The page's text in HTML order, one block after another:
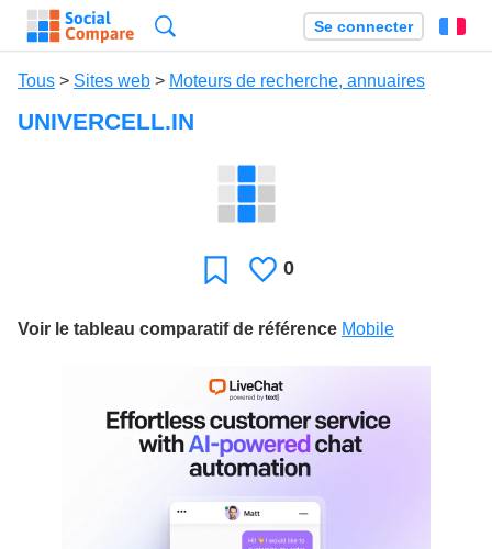
Se connecter
Tous > Sites web > Moteurs de recherche, annuaires
UNIVERCELL.IN
Favori J'aime
0
Voir le tableau comparatif de référence Mobile